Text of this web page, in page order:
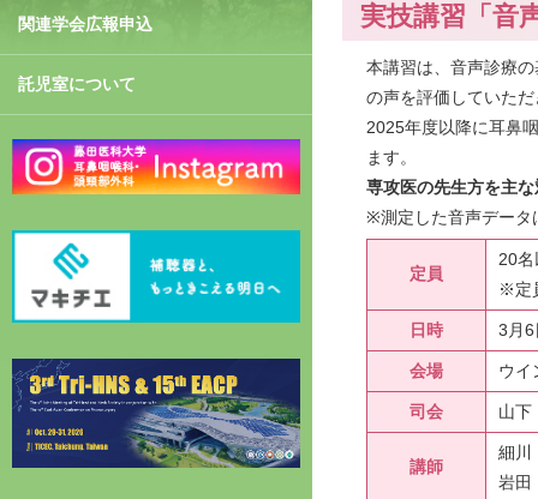
関連学会広報申込
託児室について
実技講習「音
本講習は、音声診療
の声を評価していた
2025年度以降に耳鼻
ます。
専攻医の先生方を主
※測定した音声データ
定員
20
※定
日時 3月6
会場 ウイ
司会 山
講師
細川
岩田